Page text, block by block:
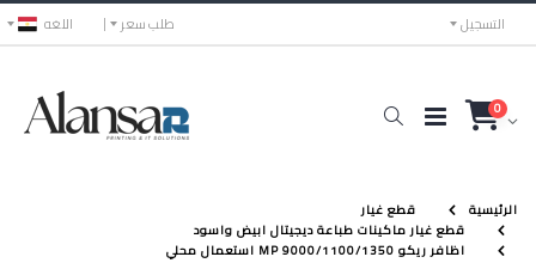
اللغه طلب سعر التسجيل
0
الرئيسية
قطع غيار
قطع غيار ماكينات طباعة ديجيتال ابيض واسود
اظافر ريكو MP 9000/1100/1350 استعمال محلي